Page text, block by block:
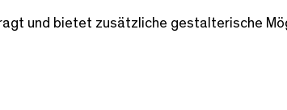
und bietet zusätzliche gestalterische